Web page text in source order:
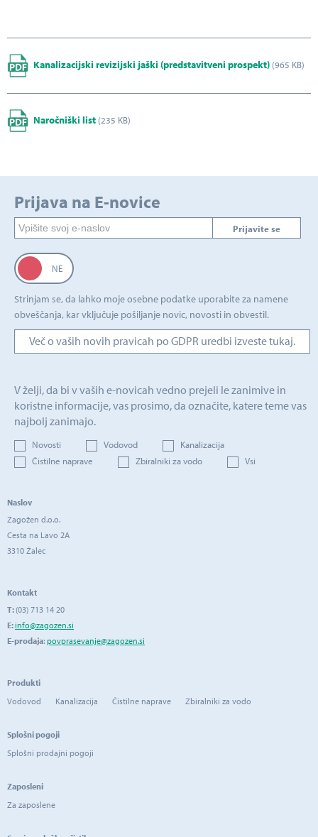
Kanalizacijski revizijski jaški (predstavitveni prospekt) (965 KB)
Naročniški list (235 KB)
Prijava na E-novice
Prijavite se
Strinjam se, da lahko moje osebne podatke uporabite za namene
obveščanja, kar vključuje pošiljanje novic, novosti in obvestil.
Več o vaših novih pravicah po GDPR uredbi izveste tukaj.
V želji, da bi v vaših e-novicah vedno prejeli le zanimive in
koristne informacije, vas prosimo, da označite, katere teme vas
najbolj zanimajo.
Novosti Vodovod
Kanalizacija
Čistilne naprave
Zbiralniki za vodo Vsi
Naslov
Zagožen d.o.o.
Cesta na Lavo 2A
3310 Žalec
Kontakt
T: (03) 713 14 20
E:info@zagozen.si
E-prodaja: povprasevanje@zagozen.si
Produkti
Vodovod
Kanalizacija Čistilne naprave Zbiralniki za vodo
Splošni pogoji
Splošni prodajni pogoji
Zaposleni
Za zaposlene